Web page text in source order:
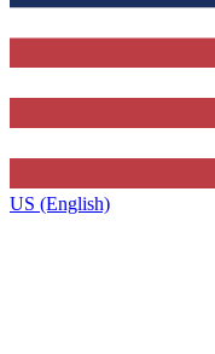
US (English)